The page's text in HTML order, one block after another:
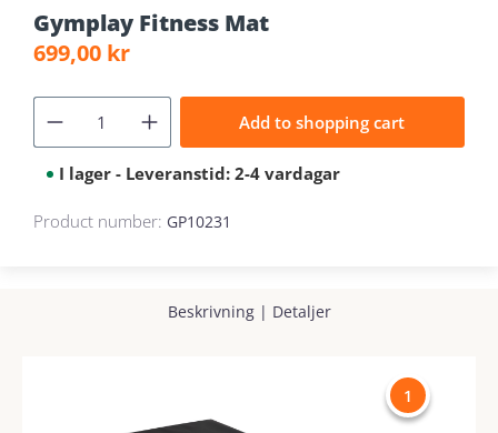
Gymplay Fitness Mat
Regular price:
699,00 kr
Add to shopping cart
I lager - Leveranstid: 2-4 vardagar
Product number: GP10231
Beskrivning| Detaljer
1